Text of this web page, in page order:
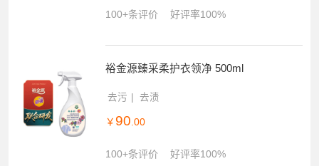
100+条评价 好评率100%
裕金源臻采柔护衣领净 500ml
去污 去渍
￥ 90.00
100+条评价 好评率100%